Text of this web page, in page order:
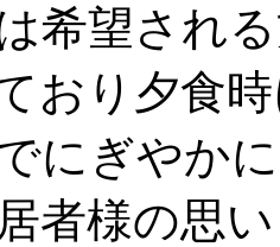
希望され
おり夕食
にぎやか
者様の思